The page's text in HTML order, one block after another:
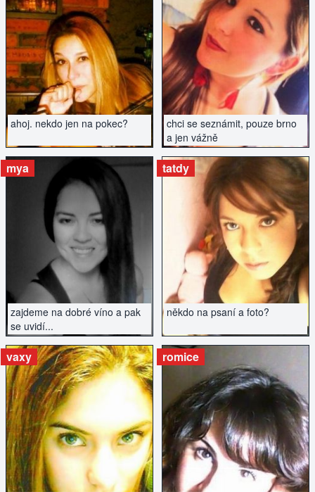
ahoj. nekdo jen na pokec?
ZOBRAZIT INZERÁT
chci se seznámit, pouze brno
a jen vážně
ZOBRAZIT INZERÁT
zajdeme na dobré víno a pak
se uvidí...
mya
ZOBRAZIT INZERÁT
někdo na psaní a foto?
tatdy
ZOBRAZIT INZERÁT
vaxy
ZOBRAZIT INZERÁT
romice
ZOBRAZIT INZERÁT